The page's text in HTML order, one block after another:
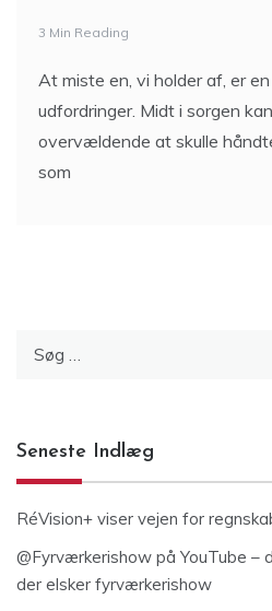
3 Min Reading
At miste en, vi holder af, er
udfordringer. Midt i sorgen
overvældende at skulle
som
efter:
Seneste Indlæg
RéVision+ viser vejen for
@Fyrværkerishow på YouTube –
der elsker fyrværkerishow